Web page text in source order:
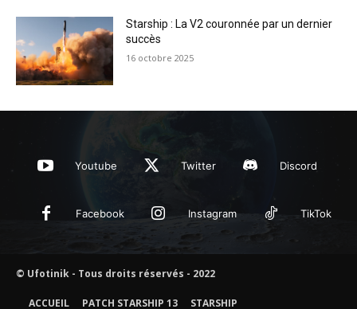
Starship : La V2 couronnée par un dernier
succès
16 octobre 2025
Youtube Twitter Discord
Facebook Instagram TikTok
© Ufotinik - Tous droits réservés - 2022
ACCUEIL PATCH STARSHIP 13 STARSHIP